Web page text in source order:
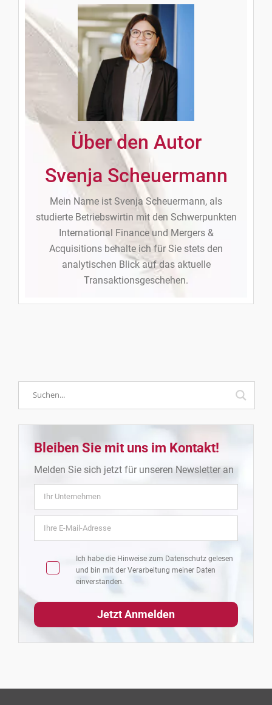
Über den Autor
Svenja Scheuermann
Mein Name ist Svenja Scheuermann, als
studierte Betriebswirtin mit den Schwerpunkten
International Finance und Mergers &
Acquisitions behalte ich für Sie stets den
analytischen Blick auf das aktuelle
Transaktionsgeschehen.
Bleiben Sie mit uns im Kontakt!
Melden Sie sich jetzt für unseren Newsletter an
Ich habe die Hinweise zum Datenschutz gelesen
und bin mit der Verarbeitung meiner Daten
einverstanden.